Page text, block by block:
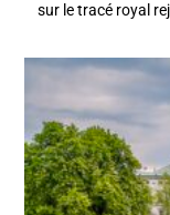
sur le tracé royal